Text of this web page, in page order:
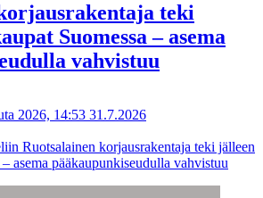
teki
Suomessa – asema
vahvistuu
2026, 14:53 31.7.2026
Ruotsalainen korjausrakentaja teki jälleen
asema pääkaupunkiseudulla vahvistuu